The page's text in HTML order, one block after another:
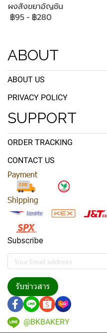
ผงสังขยาอัญชัน
฿95- ฿280
ABOUT
ABOUT US
PRIVACY POLICY
SUPPORT
ORDER TRACKING
CONTACT US
Payment
Shipping
Subscribe
รับข่าวสาร
@BKBAKERY